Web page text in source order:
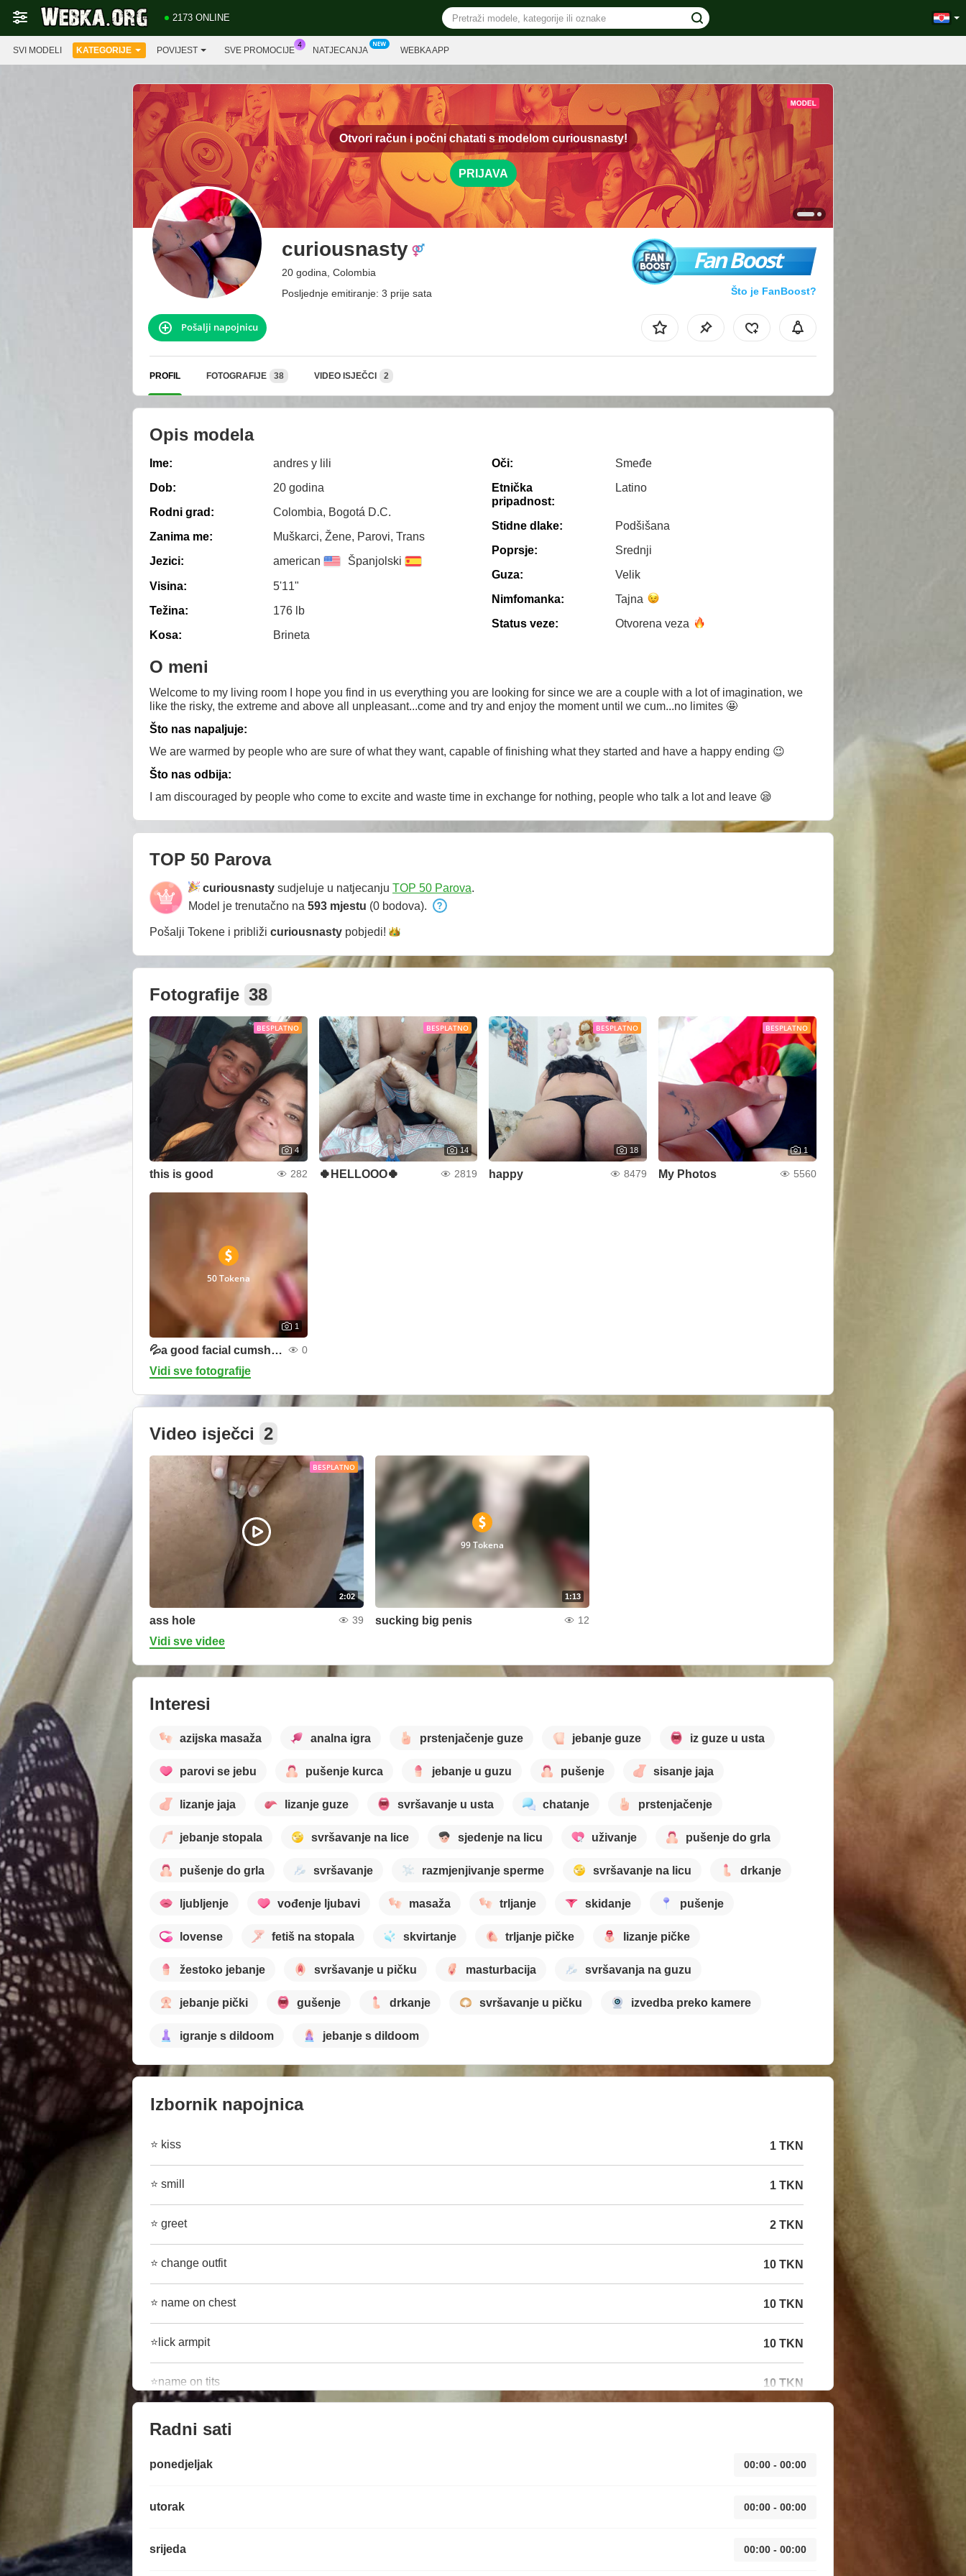
2173 ONLINE
SVI MODELI KATEGORIJE POVIJEST SVE PROMOCIJE NATJECANJA WEBKA APP
Otvori račun i počni chatati s modelom curiousnasty!
PRIJAVA
curiousnasty
20 godina, Colombia
Posljednje emitiranje: 3 prije sata
Fan Boost
Što je FanBoost?
Pošalji napojnicu
PROFIL FOTOGRAFIJE 38 VIDEO ISJEČCI 2
Opis modela
Ime:
andres y lili
Dob:
20 godina
Rodni grad:
Colombia, Bogotá D.C.
Zanima me:
Muškarci, Žene, Parovi, Trans
Jezici:
american Španjolski
Visina:
5'11"
Težina:
176 lb
Kosa:
Brineta
Oči:
Smeđe
Etnička
pripadnost:
Latino
Stidne dlake:
Podšišana
Poprsje:
Srednji
Guza:
Velik
Nimfomanka:
Tajna
Status veze:
Otvorena veza
O meni
Welcome to my living room I hope you find in us everything you are looking for since we are a couple with a lot of imagination, we
like the risky, the extreme and above all unpleasant...come and try and enjoy the moment until we cum...no limites 🤩
Što nas napaljuje:
We are warmed by people who are sure of what they want, capable of finishing what they started and have a happy ending 😉
Što nas odbija:
I am discouraged by people who come to excite and waste time in exchange for nothing, people who talk a lot and leave 😪
TOP 50 Parova
curiousnasty sudjeluje u natjecanju TOP 50 Parova.
Model je trenutačno na 593 mjestu (0 bodova).
Pošalji Tokene i približi curiousnasty pobjedi!
Fotografije 38
BESPLATNO
4
this is good 282
BESPLATNO
14
🍀HELLOOO🍀 2819
BESPLATNO
18
happy 8479
BESPLATNO
1
My Photos 5560
50 Tokena
1
💦a good facial cumshot💦 0
Vidi sve fotografije
Video isječci 2
BESPLATNO
2:02
ass hole 39
1:13
99 Tokena
sucking big penis 12
Vidi sve videe
Interesi
azijska masaža analna igra prstenjačenje guze jebanje guze iz guze u usta
parovi se jebu pušenje kurca jebanje u guzu pušenje sisanje jaja
lizanje jaja lizanje guze svršavanje u usta chatanje prstenjačenje
jebanje stopala svršavanje na lice sjedenje na licu uživanje pušenje do grla
pušenje do grla svršavanje razmjenjivanje sperme svršavanje na licu drkanje
ljubljenje vođenje ljubavi masaža trljanje skidanje pušenje
lovense fetiš na stopala skvirtanje trljanje pičke lizanje pičke
žestoko jebanje svršavanje u pičku masturbacija svršavanja na guzu
jebanje pički gušenje drkanje svršavanje u pičku izvedba preko kamere
igranje s dildoom jebanje s dildoom
Izbornik napojnica
⭐ kiss 1 TKN
⭐ smill 1 TKN
⭐ greet 2 TKN
⭐ change outfit 10 TKN
⭐ name on chest 10 TKN
⭐lick armpit 10 TKN
⭐name on tits 10 TKN
Radni sati
ponedjeljak 00:00 - 00:00
utorak 00:00 - 00:00
srijeda 00:00 - 00:00